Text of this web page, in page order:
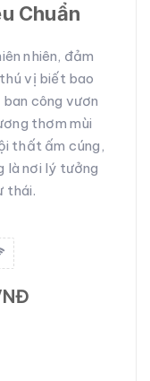
Chuẩn
nhiên, đảm
vị biết bao
công vươn
thơm mùi
thất ấm cúng,
là nơi lý tưởng
thái.